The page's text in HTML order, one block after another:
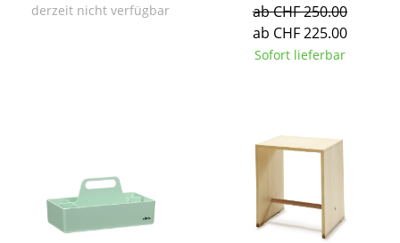
Tische
Sekretäre & PC-Tische
Konferenztische
derzeit nicht verfügbar
ab CHF 250.00
ab CHF 225.00
Sofort lieferbar